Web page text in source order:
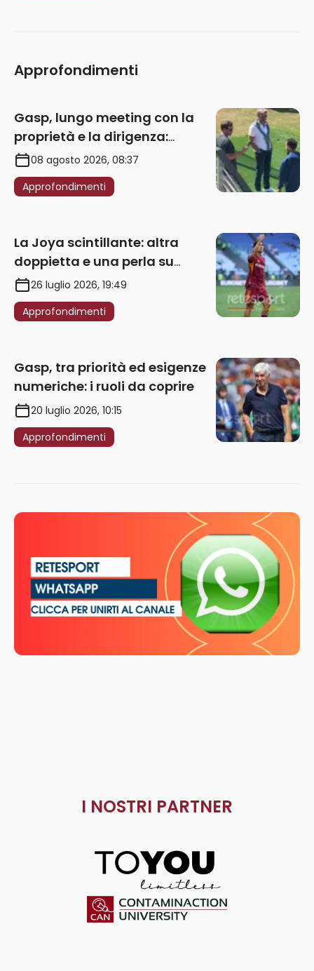
Approfondimenti
Gasp, lungo meeting con la
proprietà e la dirigenza:
obbligatorio l’acquisto di
un’ala sinistra
08 agosto 2026, 08:37
Approfondimenti
La Joya scintillante: altra
doppietta e una perla su
punizione – VIDEO
26 luglio 2026, 19:49
Approfondimenti
Gasp, tra priorità ed esigenze
numeriche: i ruoli da coprire
20 luglio 2026, 10:15
Approfondimenti
I NOSTRI PARTNER
ToYou